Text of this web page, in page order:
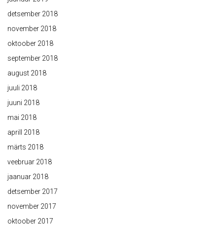
detsember 2018
november 2018
oktoober 2018
september 2018
august 2018
juuli 2018
juuni 2018
mai 2018
aprill 2018
märts 2018
veebruar 2018
jaanuar 2018
detsember 2017
november 2017
oktoober 2017